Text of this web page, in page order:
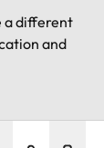
a different
and